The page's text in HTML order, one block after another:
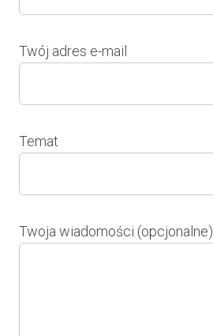
Twój adres e-mail
Temat
Twoja wiadomości (opcjonalne)